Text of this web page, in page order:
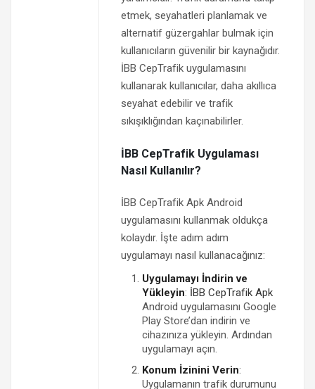
etmek, seyahatleri planlamak ve
alternatif güzergahlar bulmak için
kullanıcıların güvenilir bir kaynağıdır.
İBB CepTrafik uygulamasını
kullanarak kullanıcılar, daha akıllıca
seyahat edebilir ve trafik
sıkışıklığından kaçınabilirler.
İBB CepTrafik Uygulaması
Nasıl Kullanılır?
İBB CepTrafik Apk Android
uygulamasını kullanmak oldukça
kolaydır. İşte adım adım
uygulamayı nasıl kullanacağınız:
Uygulamayı İndirin ve
Yükleyin: İBB CepTrafik Apk
Android uygulamasını Google
Play Store’dan indirin ve
cihazınıza yükleyin. Ardından
uygulamayı açın.
Konum İzinini Verin:
Uygulamanın trafik durumunu